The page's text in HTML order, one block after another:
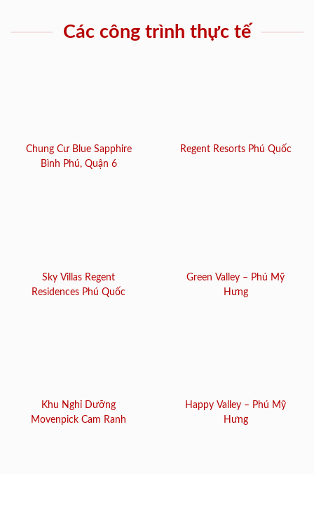
Các công trình thực tế
Chung Cư Blue Sapphire
Bình Phú, Quận 6
Regent Resorts Phú Quốc
Sky Villas Regent
Residences Phú Quốc
Green Valley – Phú Mỹ
Hưng
Khu Nghỉ Dưỡng
Movenpick Cam Ranh
Happy Valley – Phú Mỹ
Hưng